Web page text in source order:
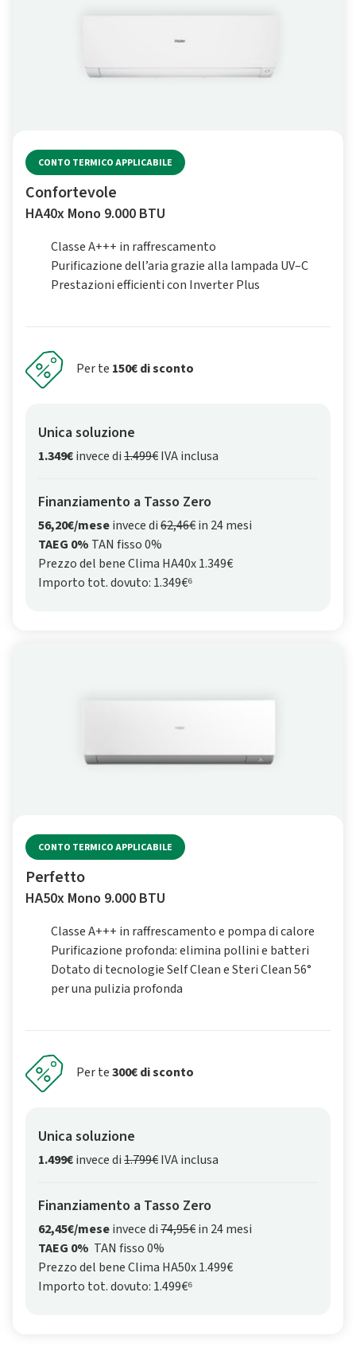
CONTO TERMICO APPLICABILE
Confortevole
HA40x Mono 9.000 BTU
Classe A+++ in raffrescamento
Purificazione dell’aria grazie alla lampada UV–C
Prestazioni efficienti con Inverter Plus
Per te 150€ di sconto
Unica soluzione
1.349€invece di1.499€IVA inclusa
Finanziamento a Tasso Zero
56,20€/meseinvece di62,46€in 24 mesi
TAEG 0% TAN fisso 0%
Prezzo del bene Clima HA40x 1.349€
Importo tot. dovuto: 1.349€⁶
CONTO TERMICO APPLICABILE
Perfetto
HA50x Mono 9.000 BTU
Classe A+++ in raffrescamento e pompa di calore
Purificazione profonda: elimina pollini e batteri
Dotato di tecnologie Self Clean e Steri Clean 56°
per una pulizia profonda
Per te300€ di sconto
Unica soluzione
1.499€invece di1.799€IVA inclusa
Finanziamento a Tasso Zero
62,45€/meseinvece di74,95€in 24 mesi
TAEG 0% TAN fisso 0%
Prezzo del bene Clima HA50x 1.499€
Importo tot. dovuto: 1.499€⁶